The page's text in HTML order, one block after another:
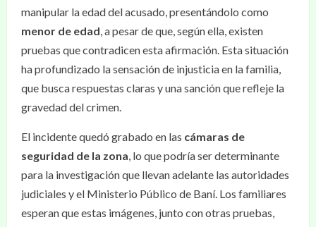
manipular la edad del acusado, presentándolo como
menor de edad, a pesar de que, según ella, existen
pruebas que contradicen esta afirmación. Esta situación
ha profundizado la sensación de injusticia en la familia,
que busca respuestas claras y una sanción que refleje la
gravedad del crimen.
El incidente quedó grabado en las cámaras de
seguridad de la zona, lo que podría ser determinante
para la investigación que llevan adelante las autoridades
judiciales y el Ministerio Público de Baní. Los familiares
esperan que estas imágenes, junto con otras pruebas,